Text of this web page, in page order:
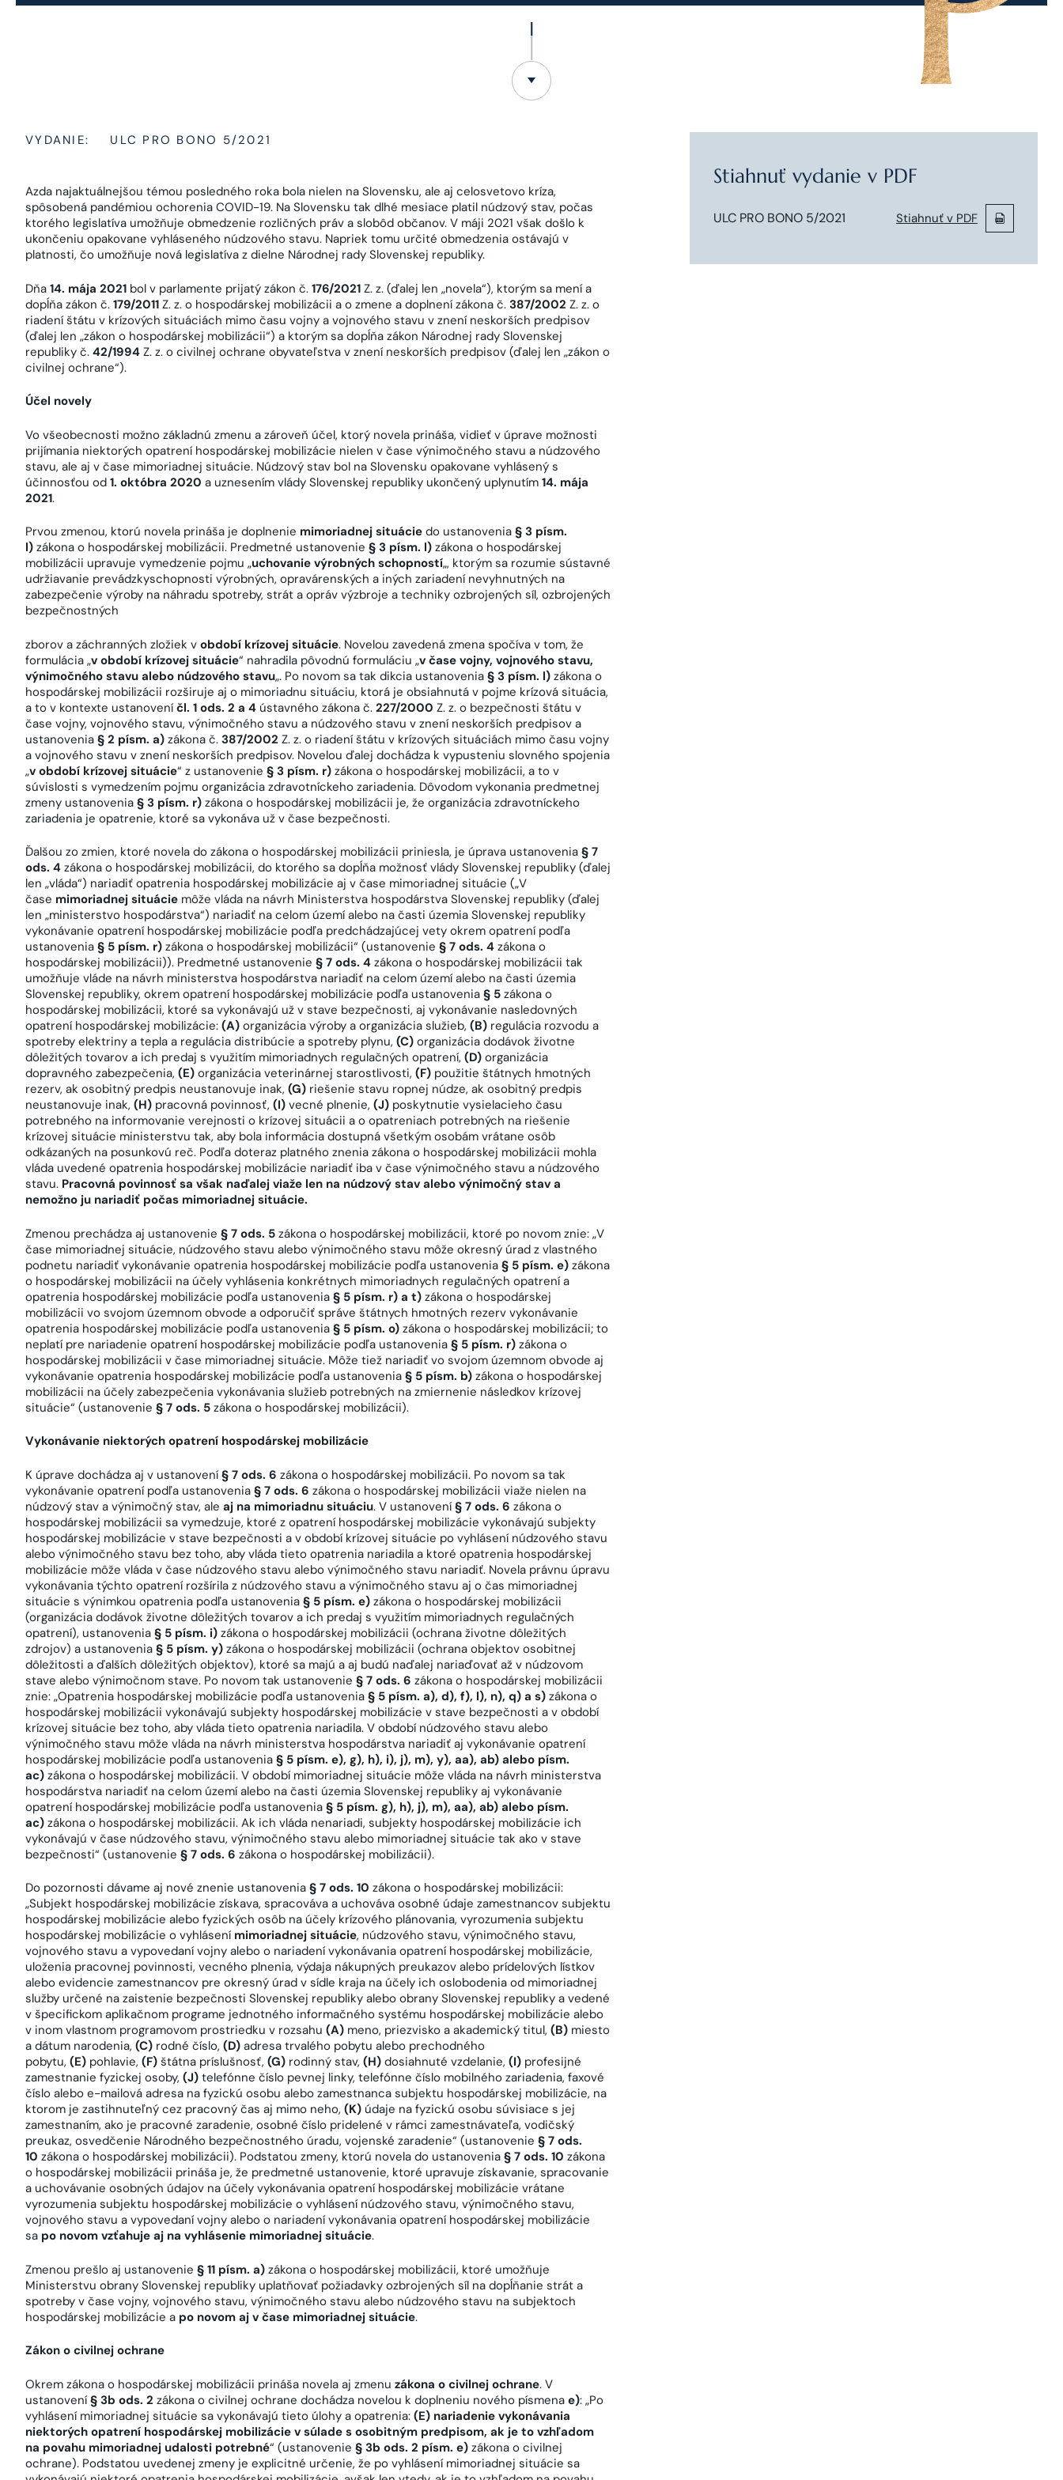
VYDANIE: ULC PRO BONO 5/2021
Azda najaktuálnejšou témou posledného roka bola nielen na Slovensku, ale aj celosvetovo kríza,
spôsobená pandémiou ochorenia COVID-19. Na Slovensku tak dlhé mesiace platil núdzový stav, počas
ktorého legislatíva umožňuje obmedzenie rozličných práv a slobôd občanov. V máji 2021 však došlo k
ukončeniu opakovane vyhláseného núdzového stavu. Napriek tomu určité obmedzenia ostávajú v
platnosti, čo umožňuje nová legislatíva z dielne Národnej rady Slovenskej republiky.
Dňa 14. mája 2021 bol v parlamente prijatý zákon č. 176/2021 Z. z. (ďalej len „novela“), ktorým sa mení a
dopĺňa zákon č. 179/2011 Z. z. o hospodárskej mobilizácii a o zmene a doplnení zákona č. 387/2002 Z. z. o
riadení štátu v krízových situáciách mimo času vojny a vojnového stavu v znení neskorších predpisov
(ďalej len „zákon o hospodárskej mobilizácii“) a ktorým sa dopĺňa zákon Národnej rady Slovenskej
republiky č. 42/1994 Z. z. o civilnej ochrane obyvateľstva v znení neskorších predpisov (ďalej len „zákon o
civilnej ochrane“).
Účel novely
Vo všeobecnosti možno základnú zmenu a zároveň účel, ktorý novela prináša, vidieť v úprave možnosti
prijímania niektorých opatrení hospodárskej mobilizácie nielen v čase výnimočného stavu a núdzového
stavu, ale aj v čase mimoriadnej situácie. Núdzový stav bol na Slovensku opakovane vyhlásený s
účinnosťou od 1. októbra 2020 a uznesením vlády Slovenskej republiky ukončený uplynutím 14. mája
2021.
Prvou zmenou, ktorú novela prináša je doplnenie mimoriadnej situácie do ustanovenia § 3 písm.
l) zákona o hospodárskej mobilizácii. Predmetné ustanovenie § 3 písm. l) zákona o hospodárskej
mobilizácii upravuje vymedzenie pojmu „uchovanie výrobných schopností„, ktorým sa rozumie sústavné
udržiavanie prevádzkyschopnosti výrobných, opravárenských a iných zariadení nevyhnutných na
zabezpečenie výroby na náhradu spotreby, strát a opráv výzbroje a techniky ozbrojených síl, ozbrojených
bezpečnostných
zborov a záchranných zložiek v období krízovej situácie. Novelou zavedená zmena spočíva v tom, že
formulácia „v období krízovej situácie“ nahradila pôvodnú formuláciu „v čase vojny, vojnového stavu,
výnimočného stavu alebo núdzového stavu„. Po novom sa tak dikcia ustanovenia § 3 písm. l) zákona o
hospodárskej mobilizácii rozširuje aj o mimoriadnu situáciu, ktorá je obsiahnutá v pojme krízová situácia,
a to v kontexte ustanoveníčl. 1 ods. 2 a 4 ústavného zákona č. 227/2000 Z. z. o bezpečnosti štátu v
čase vojny, vojnového stavu, výnimočného stavu a núdzového stavu v znení neskorších predpisov a
ustanovenia § 2 písm. a) zákona č. 387/2002 Z. z. o riadení štátu v krízových situáciách mimo času vojny
a vojnového stavu v znení neskorších predpisov. Novelou ďalej dochádza k vypusteniu slovného spojenia
„v období krízovej situácie“ z ustanovenie § 3 písm. r) zákona o hospodárskej mobilizácii, a to v
súvislosti s vymedzením pojmu organizácia zdravotníckeho zariadenia. Dôvodom vykonania predmetnej
zmeny ustanovenia § 3 písm. r) zákona o hospodárskej mobilizácii je, že organizácia zdravotníckeho
zariadenia je opatrenie, ktoré sa vykonáva už v čase bezpečnosti.
Ďalšou zo zmien, ktoré novela do zákona o hospodárskej mobilizácii priniesla, je úprava ustanovenia § 7
ods. 4 zákona o hospodárskej mobilizácii, do ktorého sa dopĺňa možnosť vlády Slovenskej republiky (ďalej
len „vláda“) nariadiť opatrenia hospodárskej mobilizácie aj v čase mimoriadnej situácie („V
čase mimoriadnej situácie môže vláda na návrh Ministerstva hospodárstva Slovenskej republiky (ďalej
len „ministerstvo hospodárstva“) nariadiť na celom území alebo na časti územia Slovenskej republiky
vykonávanie opatrení hospodárskej mobilizácie podľa predchádzajúcej vety okrem opatrení podľa
ustanovenia § 5 písm. r) zákona o hospodárskej mobilizácii“ (ustanovenie § 7 ods. 4 zákona o
hospodárskej mobilizácii)). Predmetné ustanovenie § 7 ods. 4 zákona o hospodárskej mobilizácii tak
umožňuje vláde na návrh ministerstva hospodárstva nariadiť na celom území alebo na časti územia
Slovenskej republiky, okrem opatrení hospodárskej mobilizácie podľa ustanovenia § 5 zákona o
hospodárskej mobilizácii, ktoré sa vykonávajú už v stave bezpečnosti, aj vykonávanie nasledovných
opatrení hospodárskej mobilizácie: (A) organizácia výroby a organizácia služieb, (B) regulácia rozvodu a
spotreby elektriny a tepla a regulácia distribúcie a spotreby plynu, (C) organizácia dodávok životne
dôležitých tovarov a ich predaj s využitím mimoriadnych regulačných opatrení, (D) organizácia
dopravného zabezpečenia, (E) organizácia veterinárnej starostlivosti, (F) použitie štátnych hmotných
rezerv, ak osobitný predpis neustanovuje inak, (G) riešenie stavu ropnej núdze, ak osobitný predpis
neustanovuje inak, (H) pracovná povinnosť, (I) vecné plnenie, (J) poskytnutie vysielacieho času
potrebného na informovanie verejnosti o krízovej situácii a o opatreniach potrebných na riešenie
krízovej situácie ministerstvu tak, aby bola informácia dostupná všetkým osobám vrátane osôb
odkázaných na posunkovú reč. Podľa doteraz platného znenia zákona o hospodárskej mobilizácii mohla
vláda uvedené opatrenia hospodárskej mobilizácie nariadiť iba v čase výnimočného stavu a núdzového
stavu. Pracovná povinnosť sa však naďalej viaže len na núdzový stav alebo výnimočný stav a
nemožno ju nariadiť počas mimoriadnej situácie.
Zmenou prechádza aj ustanovenie § 7 ods. 5 zákona o hospodárskej mobilizácii, ktoré po novom znie: „V
čase mimoriadnej situácie, núdzového stavu alebo výnimočného stavu môže okresný úrad z vlastného
podnetu nariadiť vykonávanie opatrenia hospodárskej mobilizácie podľa ustanovenia § 5 písm. e) zákona
o hospodárskej mobilizácii na účely vyhlásenia konkrétnych mimoriadnych regulačných opatrení a
opatrenia hospodárskej mobilizácie podľa ustanovenia § 5 písm. r) a t) zákona o hospodárskej
mobilizácii vo svojom územnom obvode a odporučiť správe štátnych hmotných rezerv vykonávanie
opatrenia hospodárskej mobilizácie podľa ustanovenia § 5 písm. o) zákona o hospodárskej mobilizácii; to
neplatí pre nariadenie opatrení hospodárskej mobilizácie podľa ustanovenia § 5 písm. r) zákona o
hospodárskej mobilizácii v čase mimoriadnej situácie. Môže tiež nariadiť vo svojom územnom obvode aj
vykonávanie opatrenia hospodárskej mobilizácie podľa ustanovenia § 5 písm. b) zákona o hospodárskej
mobilizácii na účely zabezpečenia vykonávania služieb potrebných na zmiernenie následkov krízovej
situácie“ (ustanovenie § 7 ods. 5 zákona o hospodárskej mobilizácii).
Vykonávanie niektorých opatrení hospodárskej mobilizácie
K úprave dochádza aj v ustanovení§ 7 ods. 6 zákona o hospodárskej mobilizácii. Po novom sa tak
vykonávanie opatrení podľa ustanovenia § 7 ods. 6 zákona o hospodárskej mobilizácii viaže nielen na
núdzový stav a výnimočný stav, ale aj na mimoriadnu situáciu. V ustanovení§ 7 ods. 6 zákona o
hospodárskej mobilizácii sa vymedzuje, ktoré z opatrení hospodárskej mobilizácie vykonávajú subjekty
hospodárskej mobilizácie v stave bezpečnosti a v období krízovej situácie po vyhlásení núdzového stavu
alebo výnimočného stavu bez toho, aby vláda tieto opatrenia nariadila a ktoré opatrenia hospodárskej
mobilizácie môže vláda v čase núdzového stavu alebo výnimočného stavu nariadiť. Novela právnu úpravu
vykonávania týchto opatrení rozšírila z núdzového stavu a výnimočného stavu aj o čas mimoriadnej
situácie s výnimkou opatrenia podľa ustanovenia § 5 písm. e) zákona o hospodárskej mobilizácii
(organizácia dodávok životne dôležitých tovarov a ich predaj s využitím mimoriadnych regulačných
opatrení), ustanovenia § 5 písm. i) zákona o hospodárskej mobilizácii (ochrana životne dôležitých
zdrojov) a ustanovenia § 5 písm. y) zákona o hospodárskej mobilizácii (ochrana objektov osobitnej
dôležitosti a ďalších dôležitých objektov), ktoré sa majú a aj budú naďalej nariaďovať až v núdzovom
stave alebo výnimočnom stave. Po novom tak ustanovenie § 7 ods. 6 zákona o hospodárskej mobilizácii
znie: „Opatrenia hospodárskej mobilizácie podľa ustanovenia § 5 písm. a), d), f), l), n), q) a s) zákona o
hospodárskej mobilizácii vykonávajú subjekty hospodárskej mobilizácie v stave bezpečnosti a v období
krízovej situácie bez toho, aby vláda tieto opatrenia nariadila. V období núdzového stavu alebo
výnimočného stavu môže vláda na návrh ministerstva hospodárstva nariadiť aj vykonávanie opatrení
hospodárskej mobilizácie podľa ustanovenia § 5 písm. e), g), h), i), j), m), y), aa), ab) alebo písm.
ac) zákona o hospodárskej mobilizácii. V období mimoriadnej situácie môže vláda na návrh ministerstva
hospodárstva nariadiť na celom území alebo na časti územia Slovenskej republiky aj vykonávanie
opatrení hospodárskej mobilizácie podľa ustanovenia § 5 písm. g), h), j), m), aa), ab) alebo písm.
ac) zákona o hospodárskej mobilizácii. Ak ich vláda nenariadi, subjekty hospodárskej mobilizácie ich
vykonávajú v čase núdzového stavu, výnimočného stavu alebo mimoriadnej situácie tak ako v stave
bezpečnosti“ (ustanovenie § 7 ods. 6 zákona o hospodárskej mobilizácii).
Do pozornosti dávame aj nové znenie ustanovenia § 7 ods. 10 zákona o hospodárskej mobilizácii:
„Subjekt hospodárskej mobilizácie získava, spracováva a uchováva osobné údaje zamestnancov subjektu
hospodárskej mobilizácie alebo fyzických osôb na účely krízového plánovania, vyrozumenia subjektu
hospodárskej mobilizácie o vyhlásení mimoriadnej situácie, núdzového stavu, výnimočného stavu,
vojnového stavu a vypovedaní vojny alebo o nariadení vykonávania opatrení hospodárskej mobilizácie,
uloženia pracovnej povinnosti, vecného plnenia, výdaja nákupných preukazov alebo prídelových lístkov
alebo evidencie zamestnancov pre okresný úrad v sídle kraja na účely ich oslobodenia od mimoriadnej
služby určené na zaistenie bezpečnosti Slovenskej republiky alebo obrany Slovenskej republiky a vedené
v špecifickom aplikačnom programe jednotného informačného systému hospodárskej mobilizácie alebo
v inom vlastnom programovom prostriedku v rozsahu (A) meno, priezvisko a akademický titul, (B) miesto
a dátum narodenia, (C) rodné číslo, (D) adresa trvalého pobytu alebo prechodného
pobytu, (E) pohlavie, (F) štátna príslušnosť, (G) rodinný stav, (H) dosiahnuté vzdelanie, (I) profesijné
zamestnanie fyzickej osoby, (J) telefónne číslo pevnej linky, telefónne číslo mobilného zariadenia, faxové
číslo alebo e-mailová adresa na fyzickú osobu alebo zamestnanca subjektu hospodárskej mobilizácie, na
ktorom je zastihnuteľný cez pracovný čas aj mimo neho, (K) údaje na fyzickú osobu súvisiace s jej
zamestnaním, ako je pracovné zaradenie, osobné číslo pridelené v rámci zamestnávateľa, vodičský
preukaz, osvedčenie Národného bezpečnostného úradu, vojenské zaradenie“ (ustanovenie § 7 ods.
10 zákona o hospodárskej mobilizácii). Podstatou zmeny, ktorú novela do ustanovenia § 7 ods. 10 zákona
o hospodárskej mobilizácii prináša je, že predmetné ustanovenie, ktoré upravuje získavanie, spracovanie
a uchovávanie osobných údajov na účely vykonávania opatrení hospodárskej mobilizácie vrátane
vyrozumenia subjektu hospodárskej mobilizácie o vyhlásení núdzového stavu, výnimočného stavu,
vojnového stavu a vypovedaní vojny alebo o nariadení vykonávania opatrení hospodárskej mobilizácie
sa po novom vzťahuje aj na vyhlásenie mimoriadnej situácie.
Zmenou prešlo aj ustanovenie § 11 písm. a) zákona o hospodárskej mobilizácii, ktoré umožňuje
Ministerstvu obrany Slovenskej republiky uplatňovať požiadavky ozbrojených síl na dopĺňanie strát a
spotreby v čase vojny, vojnového stavu, výnimočného stavu alebo núdzového stavu na subjektoch
hospodárskej mobilizácie a po novom aj v čase mimoriadnej situácie.
Zákon o civilnej ochrane
Okrem zákona o hospodárskej mobilizácii prináša novela aj zmenu zákona o civilnej ochrane. V
ustanovení§ 3b ods. 2 zákona o civilnej ochrane dochádza novelou k doplneniu nového písmena e): „Po
vyhlásení mimoriadnej situácie sa vykonávajú tieto úlohy a opatrenia: (E) nariadenie vykonávania
niektorých opatrení hospodárskej mobilizácie v súlade s osobitným predpisom, ak je to vzhľadom
na povahu mimoriadnej udalosti potrebné“ (ustanovenie § 3b ods. 2 písm. e) zákona o civilnej
ochrane). Podstatou uvedenej zmeny je explicitné určenie, že po vyhlásení mimoriadnej situácie sa
Stiahnuť vydanie v PDF
ULC PRO BONO 5/2021 Stiahnuť v PDF